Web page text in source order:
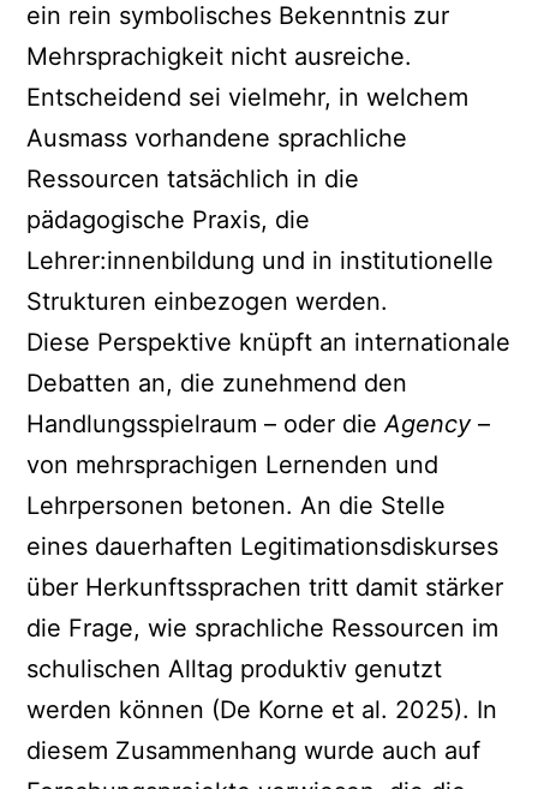
ein rein symbolisches Bekenntnis zur
Mehrsprachigkeit nicht ausreiche.
Entscheidend sei vielmehr, in welchem
Ausmass vorhandene sprachliche
Ressourcen tatsächlich in die
pädagogische Praxis, die
Lehrer:innenbildung und in institutionelle
Strukturen einbezogen werden.
Diese Perspektive knüpft an internationale
Debatten an, die zunehmend den
Handlungsspielraum – oder dieAgency–
von mehrsprachigen Lernenden und
Lehrpersonen betonen. An die Stelle
eines dauerhaften Legitimationsdiskurses
über Herkunftssprachen tritt damit stärker
die Frage, wie sprachliche Ressourcen im
schulischen Alltag produktiv genutzt
werden können (De Korne et al. 2025). In
diesem Zusammenhang wurde auch auf